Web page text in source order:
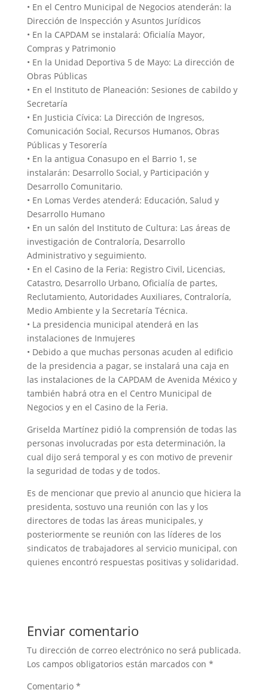
• En el Centro Municipal de Negocios atenderán: la
Dirección de Inspección y Asuntos Jurídicos
• En la CAPDAM se instalará: Oficialía Mayor,
Compras y Patrimonio
• En la Unidad Deportiva 5 de Mayo: La dirección de
Obras Públicas
• En el Instituto de Planeación: Sesiones de cabildo y
Secretaría
• En Justicia Cívica: La Dirección de Ingresos,
Comunicación Social, Recursos Humanos, Obras
Públicas y Tesorería
• En la antigua Conasupo en el Barrio 1, se
instalarán: Desarrollo Social, y Participación y
Desarrollo Comunitario.
• En Lomas Verdes atenderá: Educación, Salud y
Desarrollo Humano
• En un salón del Instituto de Cultura: Las áreas de
investigación de Contraloría, Desarrollo
Administrativo y seguimiento.
• En el Casino de la Feria: Registro Civil, Licencias,
Catastro, Desarrollo Urbano, Oficialía de partes,
Reclutamiento, Autoridades Auxiliares, Contraloría,
Medio Ambiente y la Secretaría Técnica.
• La presidencia municipal atenderá en las
instalaciones de Inmujeres
• Debido a que muchas personas acuden al edificio
de la presidencia a pagar, se instalará una caja en
las instalaciones de la CAPDAM de Avenida México y
también habrá otra en el Centro Municipal de
Negocios y en el Casino de la Feria.
Griselda Martínez pidió la comprensión de todas las
personas involucradas por esta determinación, la
cual dijo será temporal y es con motivo de prevenir
la seguridad de todas y de todos.
Es de mencionar que previo al anuncio que hiciera la
presidenta, sostuvo una reunión con las y los
directores de todas las áreas municipales, y
posteriormente se reunión con las líderes de los
sindicatos de trabajadores al servicio municipal, con
quienes encontró respuestas positivas y solidaridad.
Enviar comentario
Tu dirección de correo electrónico no será publicada.
Los campos obligatorios están marcados con *
Comentario *